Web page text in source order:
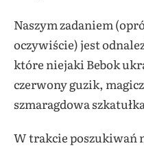
Naszym zadaniem
oczywiście) jest
które niejaki Bebok
czerwony guzik,
szmaragdowa
W trakcie poszukiwań